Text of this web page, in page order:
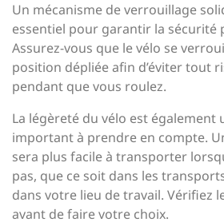
Un mécanisme de verrouillage
essentiel pour garantir la sécurité
Assurez-vous que le vélo se
position dépliée afin d’éviter tout
pendant que vous roulez.
La légèreté du vélo est également
important à prendre en compte.
sera plus facile à transporter
pas, que ce soit dans les
dans votre lieu de travail. Vérifiez
avant de faire votre choix.